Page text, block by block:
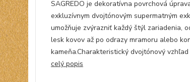
SAGREDO je dekoratívna povrchová
exkluzívnym dvojtónovým supermatným
umožňuje zvýrazniť každý štýl zariadenia,
lesk kovov až po odrazy mramoru alebo
kameňa.Charakteristický dvojtónový
celý popis